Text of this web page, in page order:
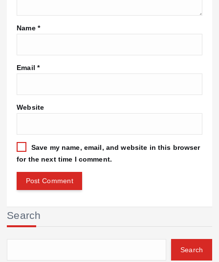
Name *
Email *
Website
Save my name, email, and website in this browser
for the next time I comment.
Search
Search